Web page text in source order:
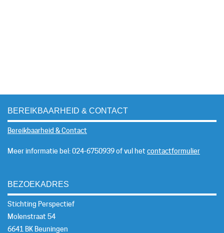
BEREIKBAARHEID & CONTACT
Bereikbaarheid & Contact
Meer informatie bel: 024-6750939 of vul hetcontactformulier
BEZOEKADRES
Stichting Perspectief
Molenstraat 54
6641 BK Beuningen